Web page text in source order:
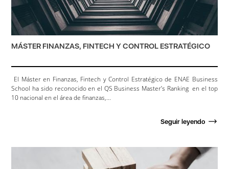
MÁSTER FINANZAS, FINTECH Y CONTROL ESTRATÉGICO
El Máster en Finanzas, Fintech y Control Estratégico de ENAE Business
School ha sido reconocido en el QS Business Master’s Ranking en el top
10 nacional en el área de finanzas,...
Seguir leyendo